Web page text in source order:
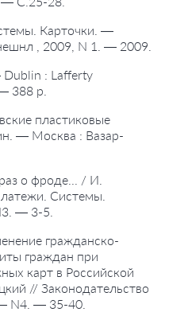
Карточки. —
, 2009, N 1. — 2009.
Dublin : Lafferty
388 p.
пластиковые
— Москва : Вазар-
о фроде... / И.
Системы.
— 3-5.
гражданско-
граждан при
карт в Российской
// Законодательство
N4. — 35-40.